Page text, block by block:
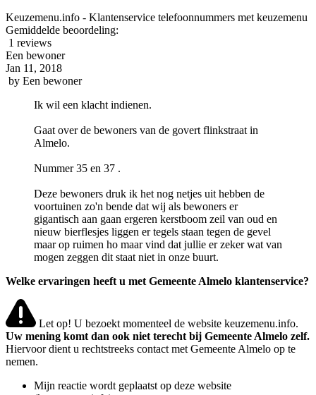
Keuzemenu.info - Klantenservice telefoonnummers met keuzemenu
Gemiddelde beoordeling:
1 reviews
Een bewoner
Jan 11, 2018
by Een bewoner
Ik wil een klacht indienen.
Gaat over de bewoners van de govert flinkstraat in
Almelo.
Nummer 35 en 37 .
Deze bewoners druk ik het nog netjes uit hebben de
voortuinen zo'n bende dat wij als bewoners er
gigantisch aan gaan ergeren kerstboom zeil van oud en
nieuw bierflesjes liggen er tegels staan tegen de gevel
maar op ruimen ho maar vind dat jullie er zeker wat van
mogen zeggen dit staat niet in onze buurt.
Welke ervaringen heeft u met Gemeente Almelo klantenservice?
Let op! U bezoekt momenteel de website keuzemenu.info.
Uw mening komt dan ook niet terecht bij Gemeente Almelo zelf.
Hiervoor dient u rechtstreeks contact met Gemeente Almelo op te
nemen.
Mijn reactie wordt geplaatst op deze website